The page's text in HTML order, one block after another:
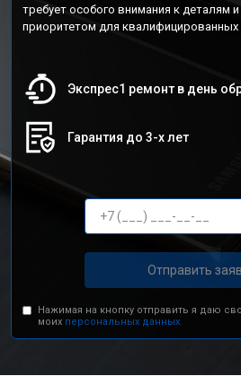
требует особого внимания к деталям
приоритетом для квалифицированных
Экспрес1 ремонт в день
Гарантия до 3-х лет
Отправить
Нажимая на кнопку отправить я даю
моих персональных данных.